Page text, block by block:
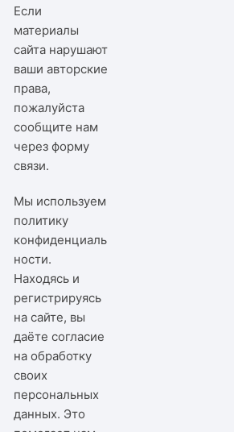
Если
материалы
сайта нарушают
ваши авторские
права,
пожалуйста
сообщите нам
черезформу
связи.
Мы используем
политику
конфиденциаль
ности.
Находясь и
регистрируясь
на сайте, вы
даёте согласие
на обработку
своих
персональных
данных. Это